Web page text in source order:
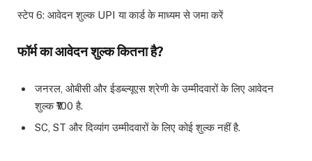
स्टेप 6: आवेदन शुल्क UPI या कार्ड के माध्यम से जमा करें
फॉर्म का आवेदन शुल्क कितना है?
जनरल, ओबीसी और ईडब्ल्यूएस श्रेणी के उम्मीदवारों के लिए आवेदन
शुल्क ₹100 है.
SC, ST और दिव्यांग उम्मीदवारों के लिए कोई शुल्क नहीं है.